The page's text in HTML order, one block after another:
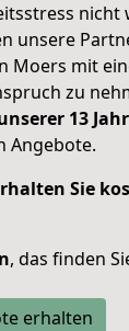
nicht
unsere
Moers mit
zu
13
Angebote.
Sie
, das finden
erhalten